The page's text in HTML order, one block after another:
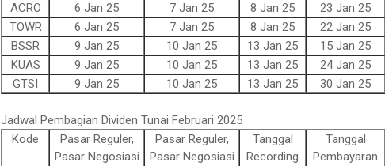
ACRO 6 Jan 25 7 Jan 25 8 Jan 25 23 Jan 25
TOWR
6 Jan 25 7 Jan 25 8 Jan 25 22 Jan 25
BSSR
9 Jan 25 10 Jan 25 13 Jan 25 15 Jan 25
KUAS
9 Jan 25 10 Jan 25 13 Jan 25 24 Jan 25
GTSI
9 Jan 25 10 Jan 25 13 Jan 25 30 Jan 25
Jadwal Pembagian Dividen Tunai Februari 2025
Kode
Pasar Reguler,
Pasar Negosiasi
Pasar Reguler,
Pasar Negosiasi
Tanggal
Recording
Tanggal
Pembayaran